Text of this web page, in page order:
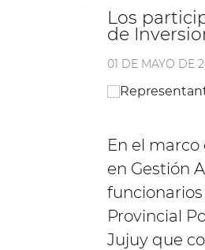
Los
de
01 DE MAYO DE
En el
en Gestión
Provincial
Jujuy que